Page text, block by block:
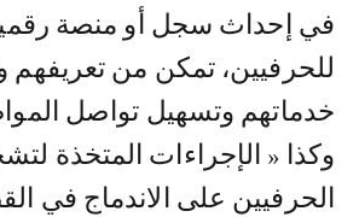
في إحداث سجل أو منصة
للحرفيين، تمكن من تعريفهم
خدماتهم وتسهيل تواصل
وكذا « الإجراءات المتخذة
الحرفيين على الاندماج في